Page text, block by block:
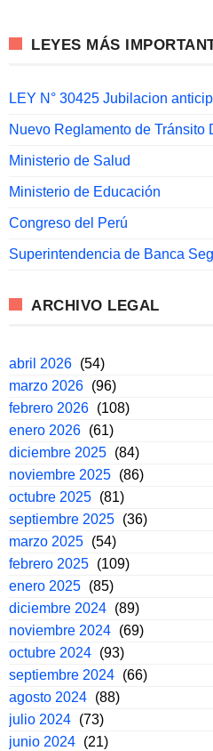
LEYES MÁS
LEY N° 30425 Jubilacion
Nuevo Reglamento de Tránsito
Ministerio de Salud
Ministerio de Educación
Congreso del Perú
Superintendencia de Banca
ARCHIVO LEGAL
abril 2026 (54)
marzo 2026 (96)
febrero 2026 (108)
enero 2026 (61)
diciembre 2025 (84)
noviembre 2025 (86)
octubre 2025 (81)
septiembre 2025 (36)
marzo 2025 (54)
febrero 2025 (109)
enero 2025 (85)
diciembre 2024 (89)
noviembre 2024 (69)
octubre 2024 (93)
septiembre 2024 (66)
agosto 2024 (88)
julio 2024 (73)
junio 2024 (21)